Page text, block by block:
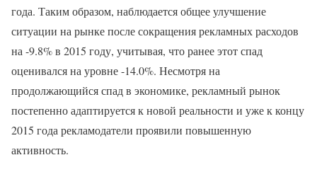
года. Таким образом, наблюдается общее улучшение
ситуации на рынке после сокращения рекламных расходов
на -9.8% в 2015 году, учитывая, что ранее этот спад
оценивался на уровне -14.0%. Несмотря на
продолжающийся спад в экономике, рекламный рынок
постепенно адаптируется к новой реальности и уже к концу
2015 года рекламодатели проявили повышенную
активность.